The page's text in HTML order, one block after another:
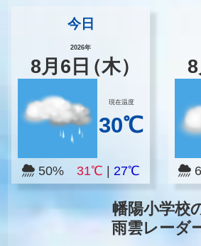
今日
2026年
8月 6 日（木）
現在温度
30℃
50% 31℃ 27℃
8
幡陽小学校
雨雲レーダ